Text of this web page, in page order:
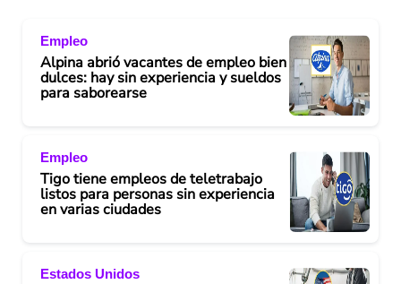
Empleo
Alpina abrió vacantes de empleo bien
dulces: hay sin experiencia y sueldos
para saborearse
Empleo
Tigo tiene empleos de teletrabajo
listos para personas sin experiencia
en varias ciudades
Estados Unidos